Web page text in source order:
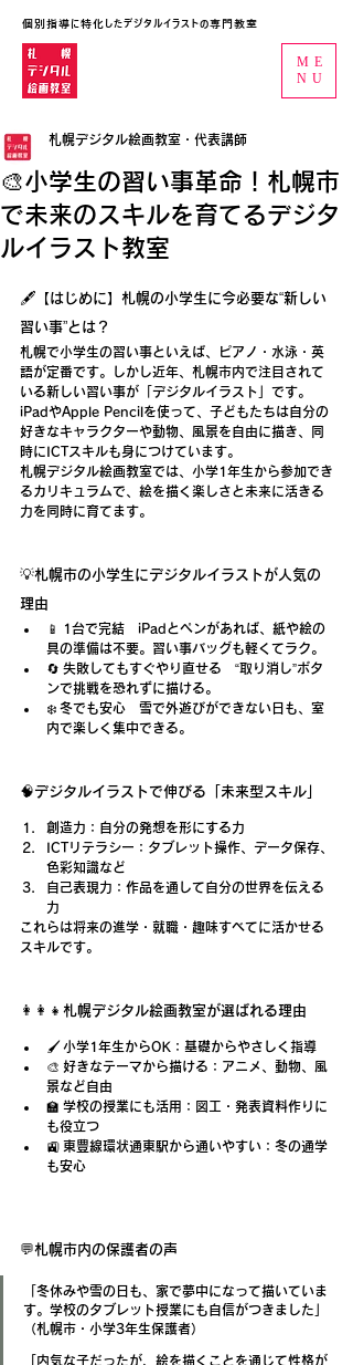
ME
NU
個別指導に特化したデジタルイラストの専門教室
🎨小学生の習い事革命！札幌市
で未来のスキルを育てるデジタ
ルイラスト教室
札幌デジタル絵画教室・代表講師
🖋【はじめに】札幌の小学生に今必要な“新しい
習い事”とは？
札幌で小学生の習い事といえば、ピアノ・水泳・英
語が定番です。しかし近年、 札幌市内で注目されて
いる新しい習い事が「デジタルイラスト」です。
iPadやApple Pencilを使って、子どもたちは自分の
好きなキャラクターや動物、風景を自由に描き、同
時にICTスキルも身につけています。
札幌デジタル絵画教室では、小学1年生から参加でき
るカリキュラムで、 絵を描く楽しさと未来に活きる
力を同時に育てます。
💡札幌市の小学生にデジタルイラストが人気の
理由
📱 1台で完結 iPadとペンがあれば、紙や絵の
具の準備は不要。習い事バッグも軽くてラク。
🔄 失敗してもすぐやり直せる “取り消し”ボタ
ンで挑戦を恐れずに描ける。
❄️ 冬でも安心 雪で外遊びができない日も、室
内で楽しく集中できる。
🧠デジタルイラストで伸びる「未来型スキル」
創造力 ：自分の発想を形にする力
ICTリテラシー ：タブレット操作、データ保存、
色彩知識など
自己表現力 ：作品を通して自分の世界を伝える
力
これらは将来の進学・就職・趣味すべてに活かせる
スキルです。
👩‍👩‍👧札幌デジタル絵画教室が選ばれる理由
🖌 小学1年生からOK ：基礎からやさしく指導
🎨 好きなテーマから描ける ：アニメ、動物、風
景など自由
🏫 学校の授業にも活用 ：図工・発表資料作りに
も役立つ
🚉 東豊線環状通東駅から通いやすい ：冬の通学
も安心
💬札幌市内の保護者の声
「冬休みや雪の日も、家で夢中になって描いていま
す。学校のタブレット授業にも自信がつきました」
（札幌市・小学3年生保護者）
「内気な子だったが、絵を描くことを通じて性格が